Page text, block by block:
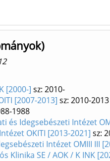
[2000-] sz: 2010-
[2007-2013] sz: 2010-2013
1988
és Idegsebészeti Intézet
OKITI [2013-2021] sz:
Intézet OMIII III
Klinika SE / AOK / K INK